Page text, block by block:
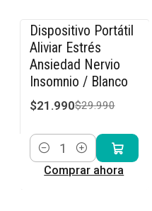
-27% OFF
Dispositivo Portátil
Aliviar Estrés
Ansiedad Nervio
Insomnio / Blanco
$21.990$29.990
Cantidad
Comprar ahora